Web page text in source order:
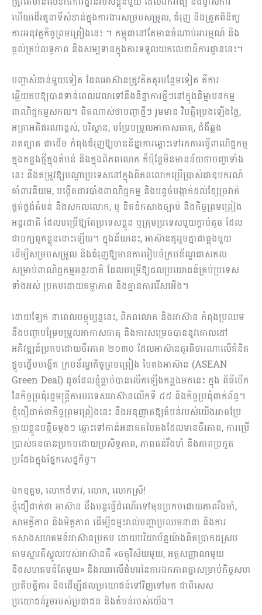
ហើយដើរតួនាទីសំខាន់ក្នុងការងារសម្របសម្រួល, ជំរុញ និងត្រួតពិនិត្យ
ការអនុវត្តកិច្ចព្រមព្រៀងនេះ ។ កម្ពុជានៅតែមានចំណាប់អារម្មណ៍ និង
ផ្តល់គ្រប់លទ្ធភាព និងសម្បទានក្នុងការទទួលយកលេខាធិការដ្ឋាននេះ។
បញ្ហាសំខាន់មួយទៀត ដែលអាស៊ានត្រូវគិតគូរបន្ថែមទៀត គឺការ
ឆ្លើយតបឱ្យបានទាន់ពេលវេលាទៅនឹងនិន្នាការថ្មីៗនៅក្នុងនិម្មាបនកម្ម
ពាណិជ្ជកម្មសកល។ ពិតណាស់ថាបញ្ហាថ្មីៗ រួមមាន វិបត្តិប្រេងឡើងថ្លៃ,
អត្រាអតិផរណាខ្ពស់, បរិស្ថាន, បម្រែបម្រួលអាកាសធាតុ, ជំងឺឆ្លង
រាតត្បាត ជាដើម កំពុងជំរុញឱ្យមាននិន្នាការឆ្ពោះទៅរកការធ្វើពាណិជ្ជកម្ម
ក្នុងគន្លងថ្មីក្នុងតំបន់ និងក្នុងពិភពលោក ក៏ប៉ុន្តែមិនមានន័យថាបញ្ហាទាំង
នេះ នឹងតម្រូវឱ្យបណ្តាប្រទេសនៅក្នុងពិភពលោកប្រើប្រាស់ជាឧបករណ៍
គាំពារនិយម, បង្កើតជារបាំងពាណិជ្ជកម្ម និងបន្ទច់បង្អាក់ដល់ខ្សែច្រវាក់
ផ្គត់ផ្គង់តំបន់ និងសកលលោក, ឬ ខិតខំកសាងច្បាប់ និងកិច្ចព្រមព្រៀង
អន្តរជាតិ ដែលបម្រើឱ្យតែប្រទេសខ្លួន ឬក្រុមប្រទេសមួយក្ដាប់តូច ដែល
ជាបក្សពួកខ្លួននោះឡើយ។ ក្នុងន័យនេះ, អាស៊ានគួររួមគ្នាជាធ្លុងមួយ
ដើម្បីសម្របសម្រួល និងជំរុញឱ្យមានការរៀបចំក្របខ័ណ្ឌជាសកល
សម្រាប់ពាណិជ្ជកម្មអន្ដរជាតិ ដែលបម្រើឱ្យផលប្រយោជន៍គ្រប់ប្រទេស
ទាំងអស់ ប្រកបដោយតម្លាភាព និងគ្មានការរើសអើង។
ដោយឡែក នាពេលបច្ចុប្បន្ននេះ, ពិភពលោក និងអាស៊ាន កំពុងប្រឈម
នឹងបញ្ហាបម្រែបម្រួលអាកាសធាតុ និងការសម្រេចបាននូវគោលដៅ
អភិវឌ្ឍន៍ប្រកបដោយចីរភាព ២០៣០ ដែលអាស៊ានគួរពិចារណាលើគំនិត
ផ្តួចផ្តើមបង្កើត ក្របខ័ណ្ឌកិច្ចព្រមព្រៀង បៃតងអាស៊ាន (ASEAN
Green Deal) ដូចដែលខ្ញុំធ្លាប់បានលើកឡើងកន្លងមកនេះ ក្នុង ពិធីបើក
នៃកិច្ចប្រជុំរដ្ឋមន្ត្រីការបរទេសអាស៊ានលើកទី ៥៥ និងកិច្ចប្រជុំពាក់ព័ន្ធ។
ខ្ញុំជឿជាក់ថាកិច្ចព្រមព្រៀងនេះ នឹងអនុញ្ញាតឱ្យតំបន់របស់យើងអាចប្រែ
ក្លាយខ្លួនបន្តិចម្តងៗ ឆ្ពោះទៅកាន់អនាគតបៃតងដែលមានចីរភាព, ការប្រើ
ប្រាស់ធនធានប្រកបដោយប្រសិទ្ធភាព, ភាពធន់រឹងមាំ និងភាពប្រកួត
ប្រជែងក្នុងផ្នែកសេដ្ឋកិច្ច។
ឯកឧត្តម, លោកជំទាវ, លោក, លោកស្រី!
ខ្ញុំជឿជាក់ថា អាស៊ាន នឹងបន្តធ្វើដំណើរទៅមុខប្រកបដោយភាពរឹងមាំ,
សាមគ្គីភាព និងមិត្តភាព ដើម្បីជម្នះរាល់បញ្ហាប្រឈមនានា និងការ
កសាងសហគមន៍អាស៊ានប្រកប ដោយបរិយាប័ន្នយ៉ាងពិតប្រាកដស្រប
តាមស្មារតីស្នូលរបស់អាស៊ានគឺ «ចក្ខុវិស័យមួយ, អត្តសញ្ញាណមួយ
និងសហគមន៍តែមួយ» និងឈរលើជំហរនៃការឯកភាពគ្នាសម្រាប់កិច្ចសហ
ប្រតិបត្តិការ និងដើម្បីផលប្រយោជន៍ទៅវិញទៅមក ជាពិសេស
ប្រយោជន៍រួមរបស់ប្រជាជន និងតំបន់របស់យើង។